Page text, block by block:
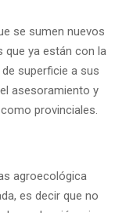
se sumen nuevos
que ya están con la
superficie a sus
asesoramiento y
provinciales.
agroecológica
es decir que no